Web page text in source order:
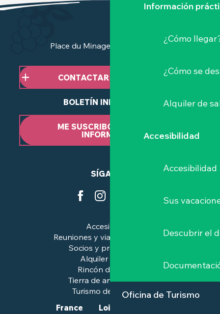
Información
¿Cómo
¿Cómo se
Alquiler de
Accesibilidad
Accesibilidad
Sus
Descubrir el
Oficina de Turismo
Place du Minage - 44190 Clisson
CONTACTAR CON NOSOTROS
BOLETÍN INFORMATIVO
ME SUSCRIBO AL BOLETÍN
INFORMATIVO
SÍGANOS
Accesibilidad
Reuniones y viajes de negocios
Socios y profesionales
Alquiler de salas
Rincón de prensa
Tierra de arte e historia
Turismo de calidad™.
France Loire-Atlantique